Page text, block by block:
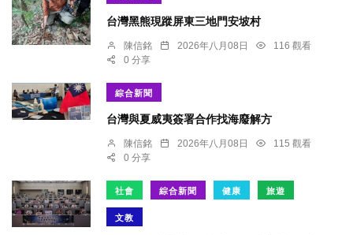
台灣黑熊現蹤屏東三地門安坡村
陳信銘 2026年八月08日
116 觀看
0 分享
綜合新聞
台灣與夏威夷簽署合作找海廢解方
陳信銘 2026年八月08日
115 觀看
0 分享
社會 綜合新聞 健康 旅遊
文教